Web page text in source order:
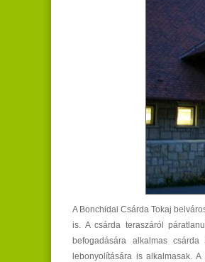
A Bonchidai Csárda Tokaj
is. A csárda teraszáról
befogadására alkalmas
lebonyolítására is alkalmasak.